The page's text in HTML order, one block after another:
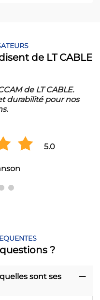
de LT CABLE
de LT CABLE.
durabilité pour nos
5.0
?
sont ses